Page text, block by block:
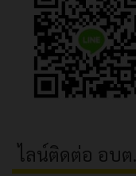
ไลน์ติดต่อ อบต.